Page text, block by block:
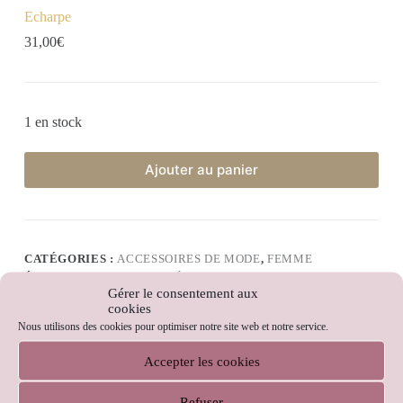
Gérer le consentement aux
cookies
Nous utilisons des cookies pour optimiser notre site web et notre service.
Accepter les cookies
Echarpe
31,00€
1 en stock
Ajouter au panier
CATÉGORIES : ACCESSOIRES DE MODE, FEMME
Description